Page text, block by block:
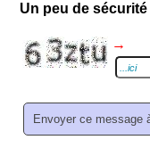
Un peu de sécurité
→